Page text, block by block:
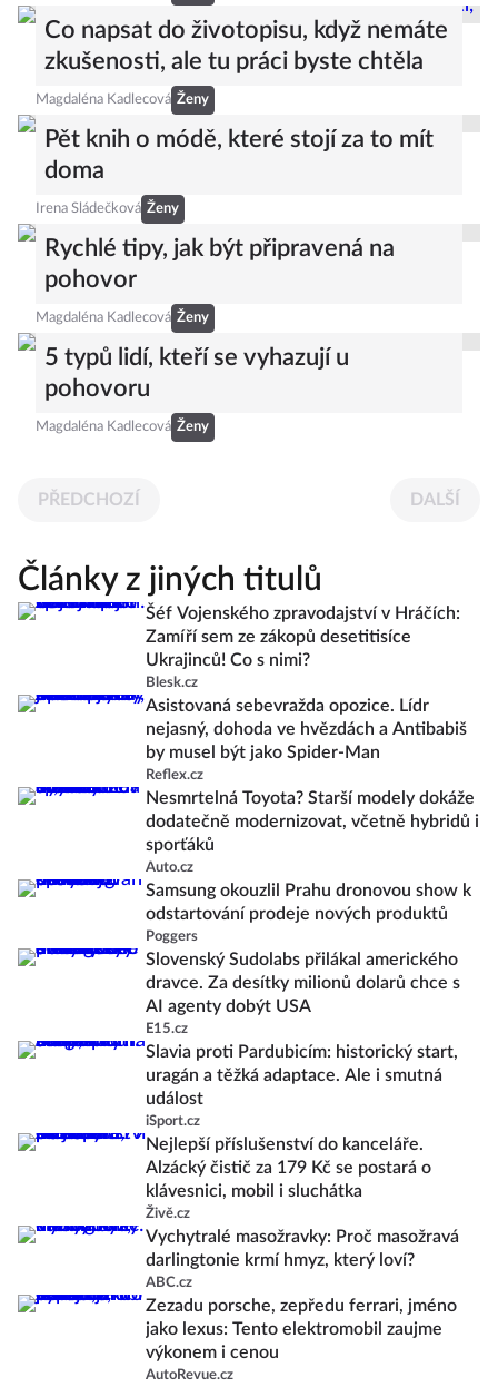
Co napsat do životopisu, když nemáte
zkušenosti, ale tu práci byste chtěla
Magdaléna Kadlecová Ženy
Pět knih o módě, které stojí za to mít
doma
Irena Sládečková Ženy
Rychlé tipy, jak být připravená na
pohovor
Magdaléna Kadlecová Ženy
5 typů lidí, kteří se vyhazují u
pohovoru
Magdaléna Kadlecová Ženy
PŘEDCHOZÍ DALŠÍ
Články z jiných titulů
Šéf Vojenského zpravodajství v Hráčích:
Zamíří sem ze zákopů desetitisíce
Ukrajinců! Co s nimi?
Blesk.cz
Asistovaná sebevražda opozice. Lídr
nejasný, dohoda ve hvězdách a Antibabiš
by musel být jako Spider-Man
Reflex.cz
Nesmrtelná Toyota? Starší modely dokáže
dodatečně modernizovat, včetně hybridů i
sporťáků
Auto.cz
Samsung okouzlil Prahu dronovou show k
odstartování prodeje nových produktů
Poggers
Slovenský Sudolabs přilákal amerického
dravce. Za desítky milionů dolarů chce s
AI agenty dobýt USA
E15.cz
Slavia proti Pardubicím: historický start,
uragán a těžká adaptace. Ale i smutná
událost
iSport.cz
Nejlepší příslušenství do kanceláře.
Alzácký čistič za 179 Kč se postará o
klávesnici, mobil i sluchátka
Živě.cz
Vychytralé masožravky: Proč masožravá
darlingtonie krmí hmyz, který loví?
ABC.cz
Zezadu porsche, zepředu ferrari, jméno
jako lexus: Tento elektromobil zaujme
výkonem i cenou
AutoRevue.cz